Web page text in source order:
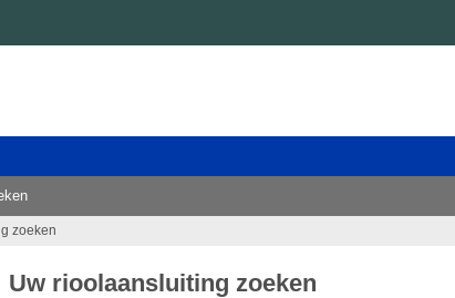
zoeken
Uw rioolaansluiting zoeken